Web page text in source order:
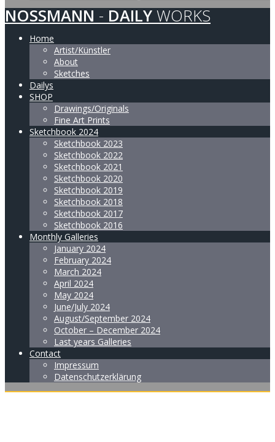
NOSSMANN - DAILY WORKS
Home
Artist/Künstler
About
Sketches
Dailys
SHOP
Drawings/Originals
Fine Art Prints
Sketchbook 2024
Sketchbook 2023
Sketchbook 2022
Sketchbook 2021
Sketchbook 2020
Sketchbook 2019
Sketchbook 2018
Sketchbook 2017
Sketchbook 2016
Monthly Galleries
January 2024
February 2024
March 2024
April 2024
May 2024
June/July 2024
August/September 2024
October – December 2024
Last years Galleries
Contact
Impressum
Datenschutzerklärung